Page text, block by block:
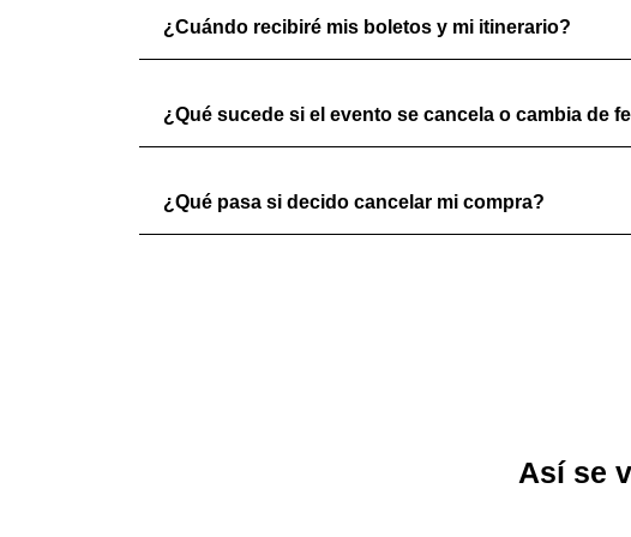
¿Cuándo recibiré mis boletos y mi itinerario?
¿Qué sucede si el evento se cancela o cambia de
¿Qué pasa si decido cancelar mi compra?
Así se